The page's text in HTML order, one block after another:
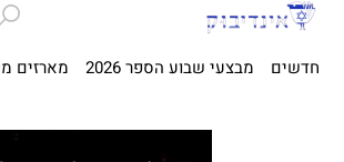
חדשים מבצעי שבוע הספר 2026 מארזים